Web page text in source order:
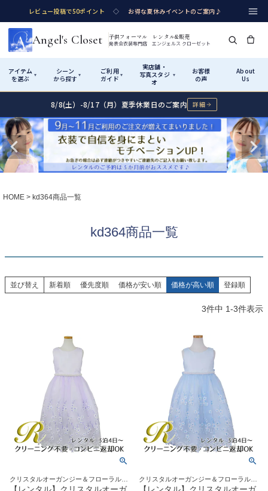
レビュー投稿で50ポイント ◇ お得な夏休みイベントのご案内♪
Angel's Closet 子供フォーマル レンタル&販売
発表会衣装専門店 エンジェルス クローゼット
アイテム
を選ぶ
▾
シーン
から探す ▾
ご利用
ガイド ▾
実店舗・
写真スタジ
オ
▾
お客様
の声
About
Us
Shop by Category アイテムから探す
カテゴリ詳細→ サイズで選ぶ→
七五三着物 シューズ
アウター レディース
販売
コスチューム アウター
Shop by Occasion シーンから探す
性別・サイズで絞り込む→
Recital & Concours Wedding
Graduation & Entrance
卒業式・入学式
Shichi-Go-San
七五三
How It Works ご利用ガイド
Startはじめに
01
レンタル・販売の入口
03 Angel's Closetについて
予約・配送・返却・料金
レンタルの流れ
4ステップで簡単
あんしんパック
汚れ・キズ・破損の補償
Buy & Supportご購入・サポート
07 販売・共通のご案内
品質・返品・お手入れ
Visit Us 実店舗・写真スタジオ
Tsukuba Boutique
茨城県土浦市大町14-16-1F
10:00–18:00（完全予約制）
月曜日
店舗を予約する →
8/8(土）-8/17（月）夏季休業日のご案内 詳細
HOME kd364商品一覧
kd364商品一覧
並び替え 新着順 優先度順 価格が安い順 価格が高い順 登録順
3件中 1-3件表示
クリスタルオーガンジー＆フローラルス
カラップが素敵♪
クリスタルオーガンジー＆フローラルス
カラップが素敵♪